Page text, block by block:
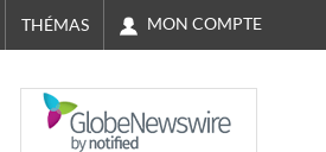
THÉMAS MON COMPTE
NASDAQ